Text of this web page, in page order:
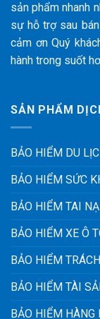
sản phẩm nhanh
sự hỗ trợ sau
cảm ơn Quý
hành trong suốt
SẢN PHẨM
BẢO HIỂM DU
BẢO HIỂM SỨC
BẢO HIỂM TAI
BẢO HIỂM XE Ô
BẢO HIỂM
BẢO HIỂM TÀI
BẢO HIỂM HÀNG